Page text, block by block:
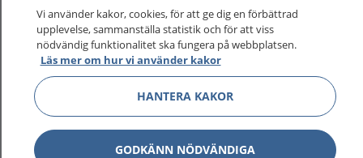
Vi använder kakor, cookies, för att ge dig en förbättrad
upplevelse, sammanställa statistik och för att viss
nödvändig funktionalitet ska fungera på webbplatsen.
Läs mer om hur vi använder kakor
HANTERA KAKOR
GODKÄNN NÖDVÄNDIGA